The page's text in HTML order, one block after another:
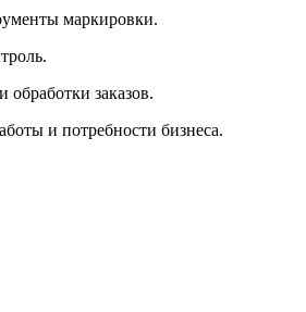
маркировки.
обработки заказов.
и потребности бизнеса.